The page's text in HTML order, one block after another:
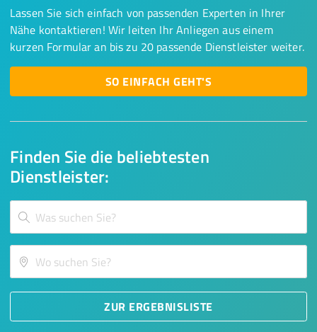
Finden Sie die beliebtesten
Dienstleister:
ZUR ERGEBNISLISTE
Lassen Sie sich einfach von passenden Experten in Ihrer
Nähe kontaktieren! Wir leiten Ihr Anliegen aus einem
kurzen Formular an bis zu 20 passende Dienstleister weiter.
SO EINFACH GEHT'S